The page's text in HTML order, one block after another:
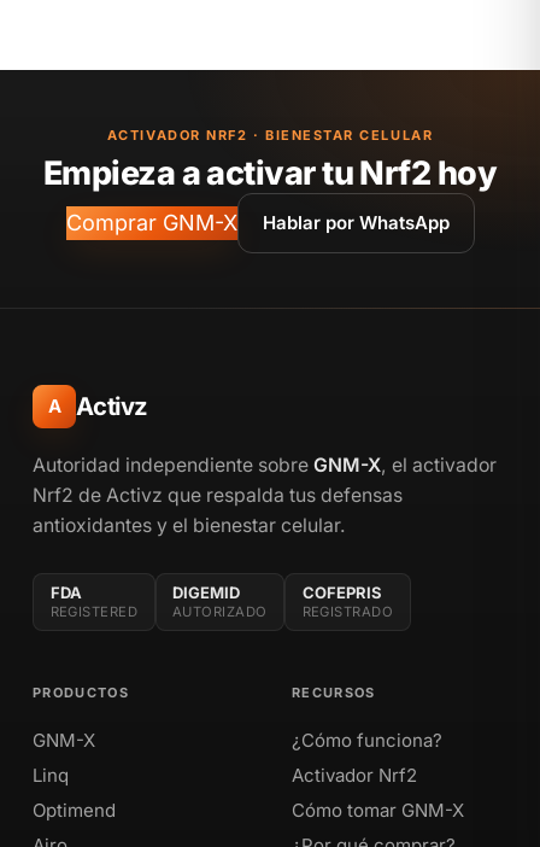
ACTIVADOR NRF2 · BIENESTAR CELULAR
Empieza a activar tu Nrf2 hoy
Comprar GNM-X Hablar por WhatsApp
A Activz
Autoridad independiente sobre GNM-X, el activador
Nrf2 de Activz que respalda tus defensas
antioxidantes y el bienestar celular.
FDA
REGISTERED
DIGEMID
AUTORIZADO
COFEPRIS
REGISTRADO
PRODUCTOS
GNM-X
Linq
Optimend
RECURSOS
¿Cómo funciona?
Activador Nrf2
Cómo tomar GNM-X